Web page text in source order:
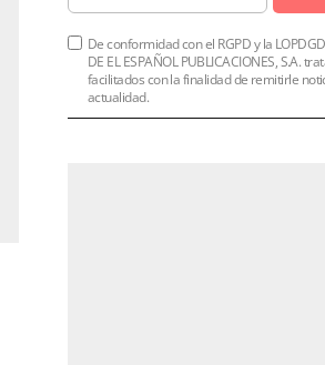
De conformidad con el RGPD y la
DE EL ESPAÑOL PUBLICACIONES, S.A.
facilitados con la finalidad de remitirle
actualidad.